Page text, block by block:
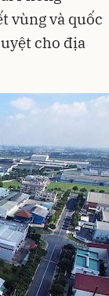
vùng và quốc
cho địa